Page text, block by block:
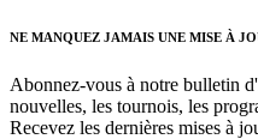
NE MANQUEZ JAMAIS UNE MISE À
Abonnez-vous à notre bulletin
nouvelles, les tournois, les
Recevez les dernières mises à